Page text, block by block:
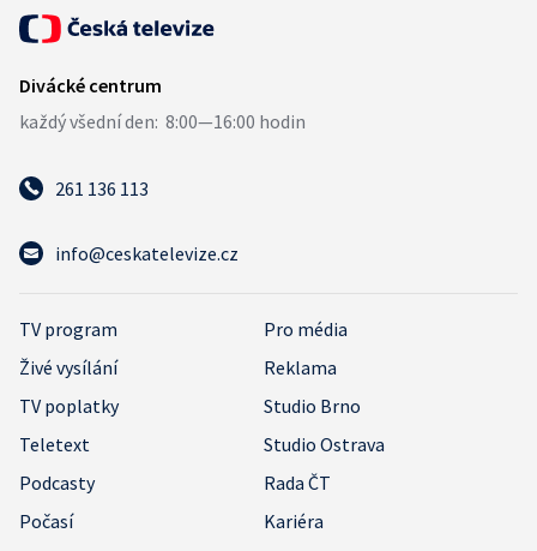
261 136 113
info@ceskatelevize.cz
TV program
Pro média
Živé vysílání
Reklama
TV poplatky
Studio Brno
Teletext
Studio Ostrava
Podcasty
Rada ČT
Počasí
Kariéra